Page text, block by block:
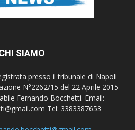
SIAMO
presso il tribunale di Napoli
N°2262/15 del 22 Aprile 2015
Fernando Bocchetti. Email:
Tel: 3383387653